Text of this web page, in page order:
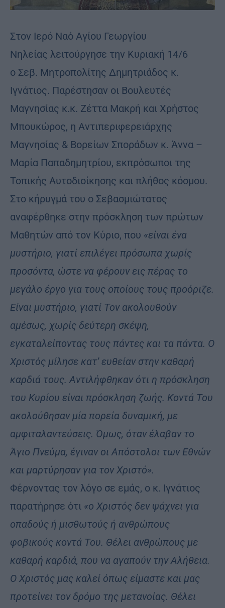
Στον Ιερό Ναό Αγίου Γεωργίου
Νηλείας λειτούργησε την Κυριακή 14/6
ο Σεβ. Μητροπολίτης Δημητριάδος κ.
Ιγνάτιος. Παρέστησαν οι Βουλευτές
Μαγνησίας κ.κ. Ζέττα Μακρή και Χρήστος
Μπουκώρος, η Αντιπεριφερειάρχης
Μαγνησίας & Βορείων Σποράδων κ. Άννα –
Μαρία Παπαδημητρίου, εκπρόσωποι της
Τοπικής Αυτοδιοίκησης και πλήθος κόσμου.
Στο κήρυγμά του ο Σεβασμιώτατος
αναφέρθηκε στην πρόσκληση των πρώτων
Μαθητών από τον Κύριο, που «είναι ένα
μυστήριο, γιατί επιλέγει πρόσωπα χωρίς
προσόντα, ώστε να φέρουν εις πέρας το
μεγάλο έργο για τους οποίους τους προόριζε.
Είναι μυστήριο, γιατί Τον ακολουθούν
αμέσως, χωρίς δεύτερη σκέψη,
εγκαταλείποντας τους πάντες και τα πάντα. Ο
Χριστός μίλησε κατ’ ευθείαν στην καθαρή
καρδιά τους. Αντιλήφθηκαν ότι η πρόσκληση
του Κυρίου είναι πρόσκληση ζωής. Κοντά Του
ακολούθησαν μία πορεία δυναμική, με
αμφιταλαντεύσεις. Όμως, όταν έλαβαν το
Άγιο Πνεύμα, έγιναν οι Απόστολοι των Εθνών
και μαρτύρησαν για τον Χριστό».
Φέρνοντας τον λόγο σε εμάς, ο κ. Ιγνάτιος
παρατήρησε ότι «ο Χριστός δεν ψάχνει για
οπαδούς ή μισθωτούς ή ανθρώπους
φοβικούς κοντά Του. Θέλει ανθρώπους με
καθαρή καρδιά, που να αγαπούν την Αλήθεια.
Ο Χριστός μας καλεί όπως είμαστε και μας
προτείνει τον δρόμο της μετανοίας. Θέλει